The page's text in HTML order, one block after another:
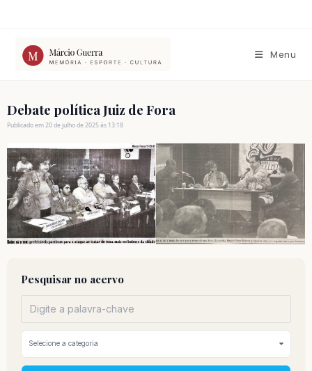
conteúdo
Menu
Debate política Juiz de Fora
Publicado em 20 de julho de 2025 às 13:18
Pesquisar no acervo